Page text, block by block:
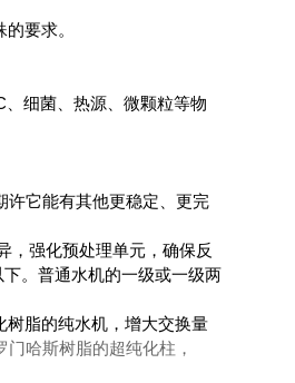
要求。
细菌、热源、微颗粒等物
它能有其他更稳定、更完
，强化预处理单元，确保反
。普通水机的一级或一级两
树脂的纯水机，增大交换量
门哈斯树脂的超纯化柱，